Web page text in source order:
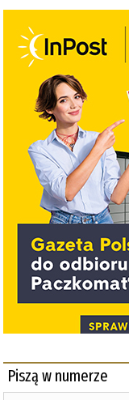
Piszą w numerze